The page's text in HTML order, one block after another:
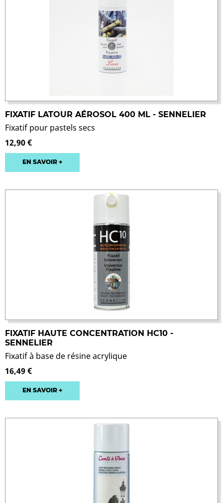
FIXATIF LATOUR AÉROSOL 400 ML - SENNELIER
Fixatif pour pastels secs
12,90 €
EN SAVOIR +
FIXATIF HAUTE CONCENTRATION HC10 -
SENNELIER
Fixatif à base de résine acrylique
16,49 €
EN SAVOIR +